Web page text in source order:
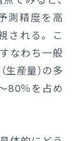
測精度を高
される。 こ
なわち一般
生産量）の多
80％を占め